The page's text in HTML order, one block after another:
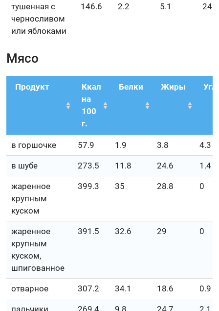
тушенная с
черносливом
или яблоками
146.6 2.2 5.1 24.7
Мясо
Продукт
Ккал
на
100
г.
Белки Жиры
в горшочке 57.9 1.9 3.8 4.3
в шубе 273.5 11.8 24.6 1.4
жаренное
крупным
куском
399.3 35 28.8 0
жаренное
крупным
куском,
шпигованное
391.5 32.6 29 0
отварное 307.2 34.1 18.6 0.9
пальчики 269.4 9.8 24.7 2.1